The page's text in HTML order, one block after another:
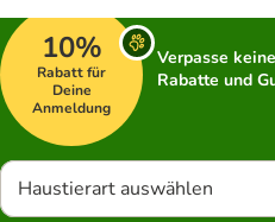
10%
Rabatt für
Deine
Anmeldung
Verpasse
Rabatte und
Haustierart auswählen